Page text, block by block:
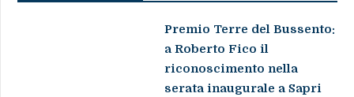
Premio Terre del Bussento:
a Roberto Fico il
riconoscimento nella
serata inaugurale a Sapri